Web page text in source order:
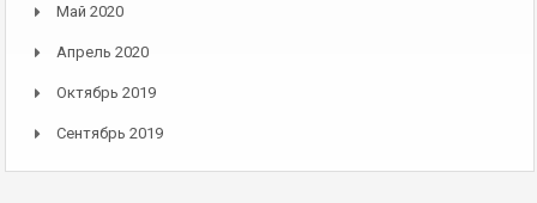
Май 2020
Апрель 2020
Октябрь 2019
Сентябрь 2019